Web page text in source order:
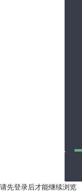
请先登录后才能继续浏览